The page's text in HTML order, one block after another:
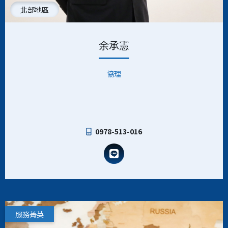
北部地區
余承憲
協理
0978-513-016
服務菁英